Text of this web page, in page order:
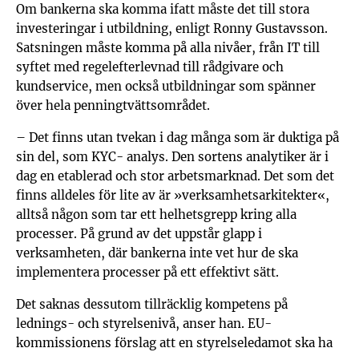
Om bankerna ska komma ifatt måste det till stora
investeringar i utbildning, enligt Ronny Gustavsson.
Satsningen måste komma på alla nivåer, från IT till
syftet med regelefterlevnad till rådgivare och
kundservice, men också utbildningar som spänner
över hela penningtvättsområdet.
– Det finns utan tvekan i dag många som är duktiga på
sin del, som KYC- analys. Den sortens analytiker är i
dag en etablerad och stor arbetsmarknad. Det som det
finns alldeles för lite av är »verksamhetsarkitekter«,
alltså någon som tar ett helhetsgrepp kring alla
processer. På grund av det uppstår glapp i
verksamheten, där bankerna inte vet hur de ska
implementera processer på ett effektivt sätt.
Det saknas dessutom tillräcklig kompetens på
lednings- och styrelsenivå, anser han. EU-
kommissionens förslag att en styrelseledamot ska ha